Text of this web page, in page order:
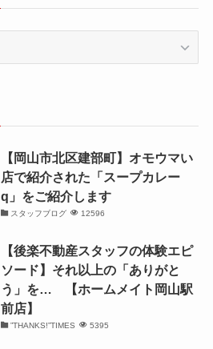
【岡山市北区建部町】オモウマい
店で紹介された「スープカレー
q」をご紹介します
スタッフブログ 12596
【後楽不動産スタッフの体験エピ
ソード】それ以上の「ありがと
う」を… 【ホームメイト岡山駅
前店】
”THANKS!”TIMES 5395